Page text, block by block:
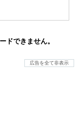
ドできません。
広告を全て非表示